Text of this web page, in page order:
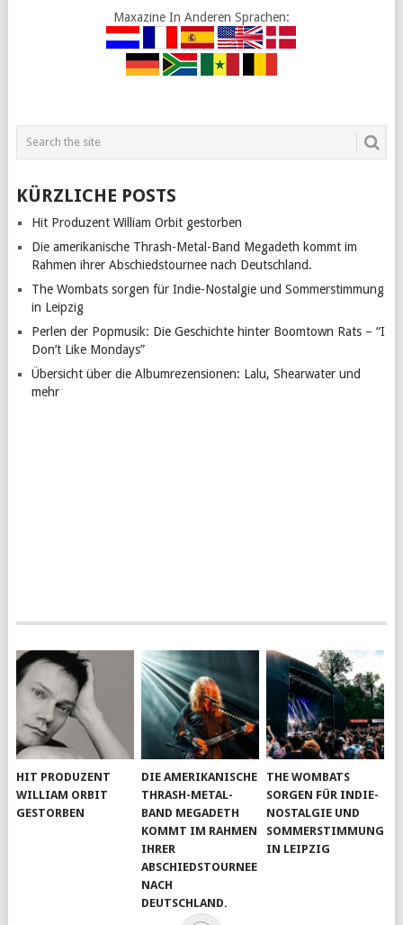
Maxazine In Anderen Sprachen:
KÜRZLICHE POSTS
Hit Produzent William Orbit gestorben
Die amerikanische Thrash-Metal-Band Megadeth kommt im
Rahmen ihrer Abschiedstournee nach Deutschland.
The Wombats sorgen für Indie-Nostalgie und Sommerstimmung
in Leipzig
Perlen der Popmusik: Die Geschichte hinter Boomtown Rats – “I
Don’t Like Mondays”
Übersicht über die Albumrezensionen: Lalu, Shearwater und
mehr
HIT PRODUZENT
WILLIAM ORBIT
GESTORBEN
DIE AMERIKANISCHE
THRASH-METAL-
BAND MEGADETH
KOMMT IM RAHMEN
IHRER
ABSCHIEDSTOURNEE
NACH
DEUTSCHLAND.
THE WOMBATS
SORGEN FÜR INDIE-
NOSTALGIE UND
SOMMERSTIMMUNG
IN LEIPZIG